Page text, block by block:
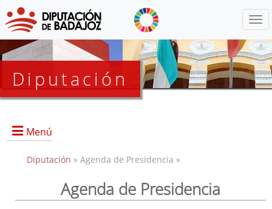
Diputación
Menú
Presidencia
Diputación » Agenda de Presidencia »
Agenda de Presidencia